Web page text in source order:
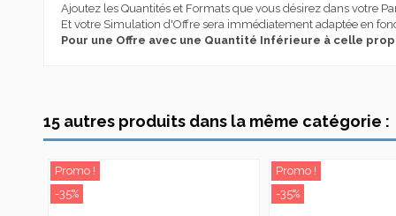
Ajoutez les Quantités et Formats que vous désirez dans votre
Et votre Simulation d'Offre sera immédiatement adaptée en
Pour une Offre avec une Quantité Inférieure à celle
Série
En stock
État
Caesar se distingue depuis sa création pour sa spécialisation
en mesure de satisfaire divers segments de marché et est
concepteur.
Caesar a toujours massivement investi dans la recherche, le
personnes et de l’environnement, pour des destinations
Aujourd’hui Caesar, avec une production annuelle de plus de
15 autres produits dans la même catégorie :
Promo !
-35%
Promo !
-35%